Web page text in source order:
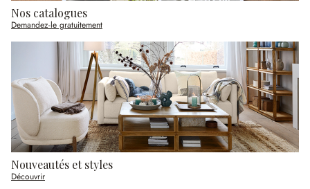
Nos catalogues
Demandez-le gratuitement
Nouveautés et styles
Découvrir